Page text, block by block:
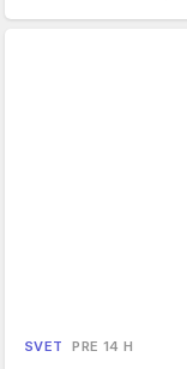
SVET PRE 14 H